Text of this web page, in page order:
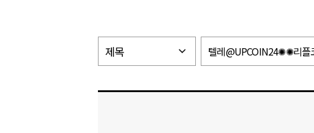
문의게시판